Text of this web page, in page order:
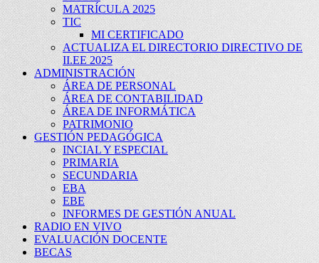
MATRÍCULA 2025
TIC
MI CERTIFICADO
ACTUALIZA EL DIRECTORIO DIRECTIVO DE
II.EE 2025
ADMINISTRACIÓN
ÁREA DE PERSONAL
ÁREA DE CONTABILIDAD
ÁREA DE INFORMÁTICA
PATRIMONIO
GESTIÓN PEDAGÓGICA
INCIAL Y ESPECIAL
PRIMARIA
SECUNDARIA
EBA
EBE
INFORMES DE GESTIÓN ANUAL
RADIO EN VIVO
EVALUACIÓN DOCENTE
BECAS